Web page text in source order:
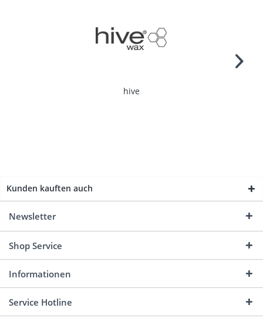
hive
Kunden kauften auch
Newsletter
Shop Service
Informationen
Service Hotline